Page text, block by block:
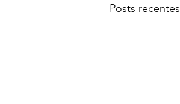
Posts recentes